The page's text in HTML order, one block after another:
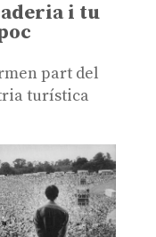
i tu
part del
turística